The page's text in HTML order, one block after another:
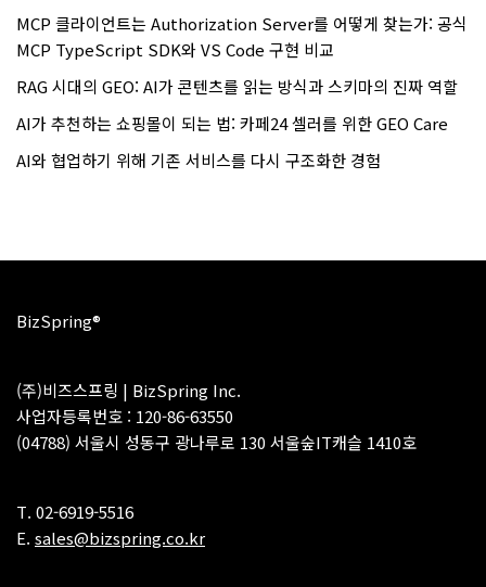
MCP 클라이언트는 Authorization Server를 어떻게 찾는가: 공식
MCP TypeScript SDK와 VS Code 구현 비교
RAG 시대의 GEO: AI가 콘텐츠를 읽는 방식과 스키마의 진짜 역할
AI가 추천하는 쇼핑몰이 되는 법: 카페24 셀러를 위한 GEO Care
AI와 협업하기 위해 기존 서비스를 다시 구조화한 경험
BizSpring®
(주)비즈스프링 | BizSpring Inc.
사업자등록번호 : 120-86-63550
(04788) 서울시 성동구 광나루로 130 서울숲IT캐슬 1410호
T. 02-6919-5516
E. sales@bizspring.co.kr